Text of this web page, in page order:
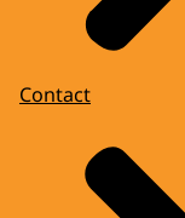
Contact